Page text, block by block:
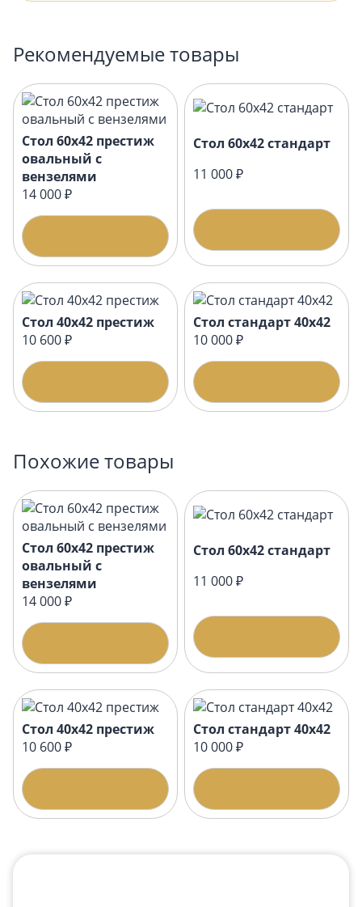
Рекомендуемые товары
Стол 60х42 престиж
овальный с
вензелями
14 000 ₽
Стол 60х42 стандарт
11 000 ₽
Стол 40х42 престиж
10 600 ₽
Стол стандарт 40х42
10 000 ₽
Похожие товары
Стол 60х42 престиж
овальный с
вензелями
14 000 ₽
Стол 60х42 стандарт
11 000 ₽
Стол 40х42 престиж
10 600 ₽
Стол стандарт 40х42
10 000 ₽